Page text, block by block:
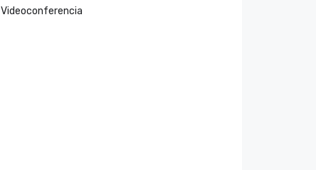
Videoconferencia